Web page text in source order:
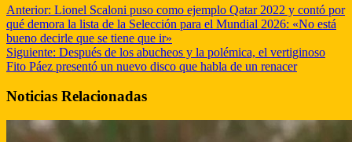
Anterior: Lionel Scaloni puso como ejemplo Qatar 2022 y contó por
qué demora la lista de la Selección para el Mundial 2026: «No está
bueno decirle que se tiene que ir»
Siguiente: Después de los abucheos y la polémica, el vertiginoso
Fito Páez presentó un nuevo disco que habla de un renacer
Noticias Relacionadas